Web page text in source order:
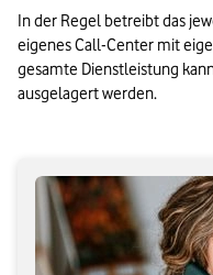
In der Regel betreibt das
eigenes Call-Center mit
gesamte Dienstleistung
ausgelagert werden.